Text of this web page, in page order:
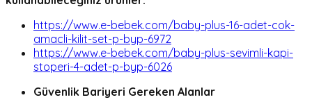
https://www.e-bebek.com/baby-plus-16-adet-cok-
amacli-kilit-set-p-byp-6972
https://www.e-bebek.com/baby-plus-sevimli-kapi-
stoperi-4-adet-p-byp-6026
Güvenlik Bariyeri Gereken Alanlar